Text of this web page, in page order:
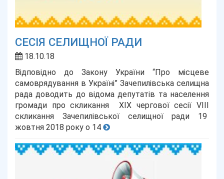
СЕСІЯ СЕЛИЩНОЇ РАДИ
18.10.18
Відповідно до Закону України “Про місцеве
самоврядування в Україні” Зачепилівська селищна
рада доводить до відома депутатів та населення
громади про скликання XIX чергової сесії VIII
скликання Зачепилівської селищної ради 19
жовтня 2018 року о 14